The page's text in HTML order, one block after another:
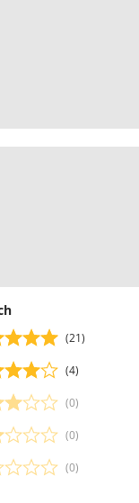
(21)
(4)
(0)
(0)
(0)